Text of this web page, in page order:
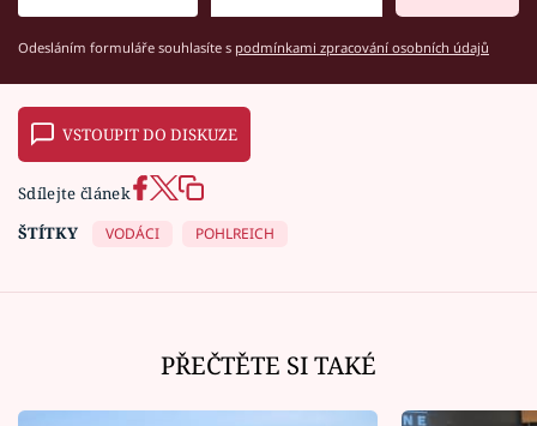
Odesláním formuláře souhlasíte s podmínkami zpracování osobních údajů
VSTOUPIT DO DISKUZE
Sdílejte článek
ŠTÍTKY
VODÁCI POHLREICH
PŘEČTĚTE SI TAKÉ